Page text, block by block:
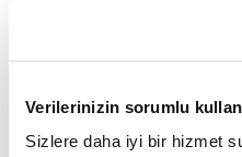
Verilerinizin sorumlu
Sizlere daha iyi bir hizmet
Ekim'de Hindistan'ın
gerçekleştirilecek
toplantılarına da
bir platformda